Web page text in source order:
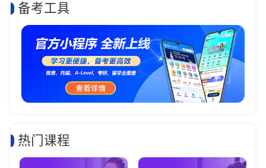
备考工具
热门课程